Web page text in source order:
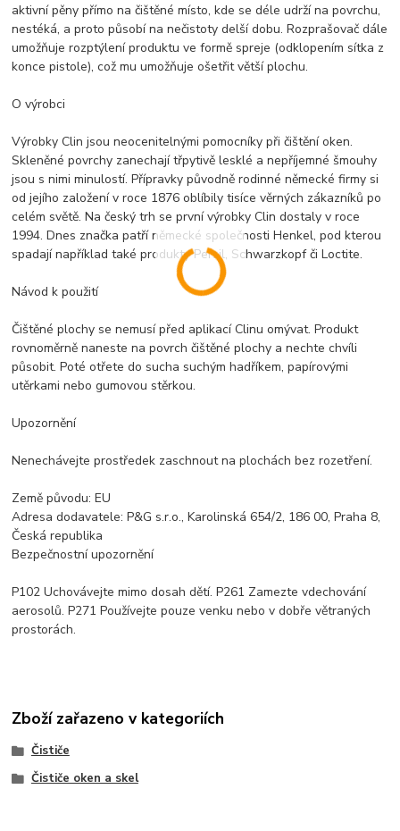
aktivní pěny přímo na čištěné místo, kde se déle udrží na povrchu,
nestéká, a proto působí na nečistoty delší dobu. Rozprašovač dále
umožňuje rozptýlení produktu ve formě spreje (odklopením sítka z
konce pistole), což mu umožňuje ošetřit větší plochu.
O výrobci
Výrobky Clin jsou neocenitelnými pomocníky při čištění oken.
Skleněné povrchy zanechají třpytivě lesklé a nepříjemné šmouhy
jsou s nimi minulostí. Přípravky původně rodinné německé firmy si
od jejího založení v roce 1876 oblíbily tisíce věrných zákazníků po
celém světě. Na český trh se první výrobky Clin dostaly v roce
1994. Dnes značka patří německé společnosti Henkel, pod kterou
spadají například také produkty Persil, Schwarzkopf či Loctite.
Návod k použití
Čištěné plochy se nemusí před aplikací Clinu omývat. Produkt
rovnoměrně naneste na povrch čištěné plochy a nechte chvíli
působit. Poté otřete do sucha suchým hadříkem, papírovými
utěrkami nebo gumovou stěrkou.
Upozornění
Nenechávejte prostředek zaschnout na plochách bez rozetření.
Země původu: EU
Adresa dodavatele: P&G s.r.o., Karolinská 654/2, 186 00, Praha 8,
Česká republika
Bezpečnostní upozornění
P102 Uchovávejte mimo dosah dětí. P261 Zamezte vdechování
aerosolů. P271 Používejte pouze venku nebo v dobře větraných
prostorách.
Zboží zařazeno v kategoriích
Čističe
Čističe oken a skel